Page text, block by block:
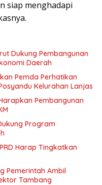
siap menghadapi
Dukung Pembangunan
Daerah
Pemda Perhatikan
Kelurahan Lanjas
Pembangunan
Program
Harap Tingkatkan
Pemerintah Ambil
Tambang